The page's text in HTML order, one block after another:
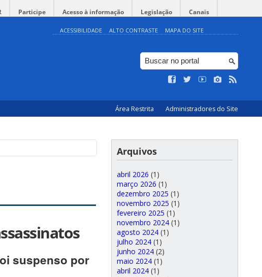
Participe Acesso à informação Legislação Canais
ACESSIBILIDADE ALTO CONTRASTE MAPA DO SITE
Área Restrita Administradores do Site
suspenso por
Arquivos
abril 2026 (1)
março 2026 (1)
dezembro 2025 (1)
novembro 2025 (1)
fevereiro 2025 (1)
novembro 2024 (1)
agosto 2024 (1)
julho 2024 (1)
junho 2024 (2)
maio 2024 (1)
abril 2024 (1)